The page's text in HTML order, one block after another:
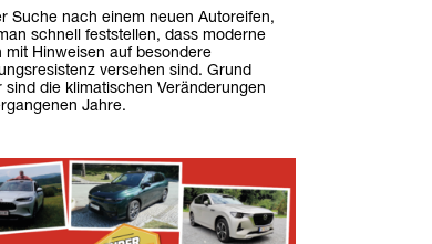
Suche nach einem neuen Autoreifen,
schnell feststellen, dass moderne
mit Hinweisen auf besondere
versehen sind. Grund
sind die klimatischen Veränderungen
Jahre.